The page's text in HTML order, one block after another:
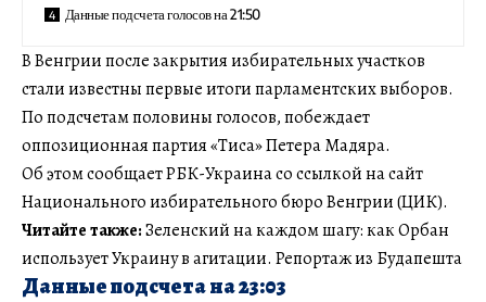
Данные подсчета голосов на 21:50
В Венгрии после закрытия избирательных участков
стали известны первые итоги парламентских выборов.
По подсчетам половины голосов, побеждает
оппозиционная партия «Тиса» Петера Мадяра.
Об этом сообщает РБК-Украина со ссылкой на сайт
Национального избирательного бюро Венгрии (ЦИК).
Читайте также:Зеленский на каждом шагу: как Орбан
использует Украину в агитации. Репортаж из Будапешта
Данные подсчета на 23:03